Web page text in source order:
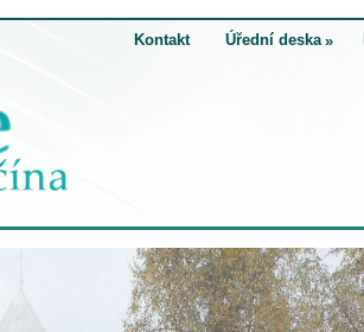
Kontakt Úřední deska »